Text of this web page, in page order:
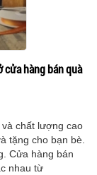
hàng bán quà
chất lượng cao
tặng cho bạn bè.
Cửa hàng bán
nhau từ